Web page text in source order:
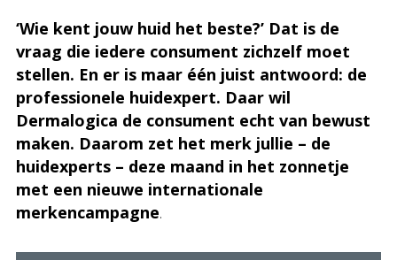
‘Wie kent jouw huid het beste?’ Dat is de
vraag die iedere consument zichzelf moet
stellen. En er is maar één juist antwoord: de
professionele huidexpert. Daar wil
Dermalogica de consument echt van bewust
maken. Daarom zet het merk jullie – de
huidexperts – deze maand in het zonnetje
met een nieuwe internationale
merkencampagne.